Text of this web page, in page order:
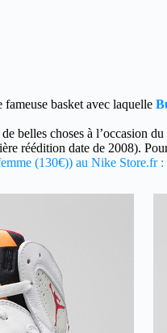
fameuse basket avec laquelle
belles choses à l’occasion
réédition date de 2008).
(130€)) au Nike Store.fr :